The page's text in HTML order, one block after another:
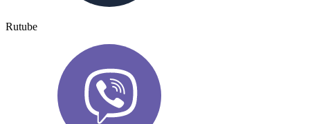
Rutube